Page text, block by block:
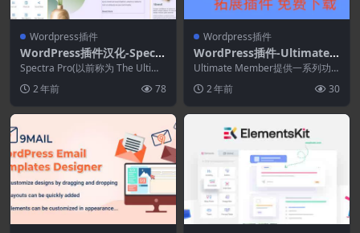
Wordpress插件
WordPress插件汉化-Spectr
a Pro 1.1.5–WordPress页面
生成器
Spectra Pro(以前称为 The Ultima
2 年前 78
Wordpress插件
WordPress插件-Ultimate
Member–Google reCAPTC
HA 2.1.6(Ultimate Membe
r拓展)-会员WordPress插件
Ultimate Member提供一系列功
录、用户注...
2 年前 30